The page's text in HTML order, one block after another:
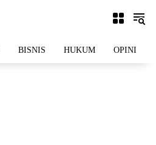
BISNIS HUKUM OPINI